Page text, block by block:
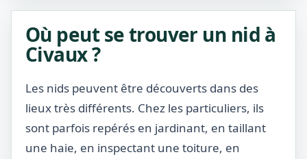
Où peut se trouver un nid à
Civaux ?
Les nids peuvent être découverts dans des
lieux très différents. Chez les particuliers, ils
sont parfois repérés en jardinant, en taillant
une haie, en inspectant une toiture, en